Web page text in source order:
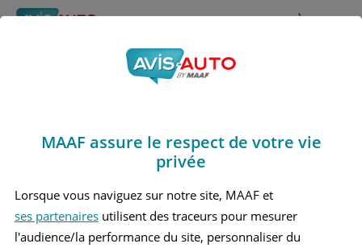
Rechercher À propos
Obtenir un devis d'assurance auto MAAF
Avis Fiat Doblo Break
(2001 - 2010)
MAAF assure le respect de votre vie
privée
Lorsque vous naviguez sur notre site, MAAF et
ses partenairesutilisent des traceurs pour mesurer
l'audience/la performance du site, personnaliser du